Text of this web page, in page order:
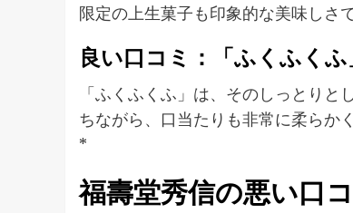
限定の上生菓子も印象的な美味しさ
良い口コミ：「ふくふく
「ふくふくふ」は、そのしっとり
ちながら、口当たりも非常に柔らか
*
福壽堂秀信の悪い口